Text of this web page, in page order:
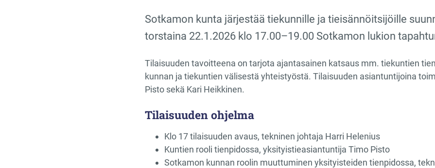
Sotkamon kunta järjestää tiekunnille ja tieisännöitsijöille
torstaina 22.1.2026 klo 17.00–19.00 Sotkamon lukion
Tilaisuuden tavoitteena on tarjota ajantasainen katsaus mm. tiekuntien
kunnan ja tiekuntien välisestä yhteistyöstä. Tilaisuuden asiantuntijoina
Pisto sekä Kari Heikkinen.
Tilaisuuden ohjelma
Klo 17 tilaisuuden avaus, tekninen johtaja Harri Helenius
Kuntien rooli tienpidossa, yksityistieasiantuntija Timo Pisto
Sotkamon kunnan roolin muuttuminen yksityisteiden tienpidossa,